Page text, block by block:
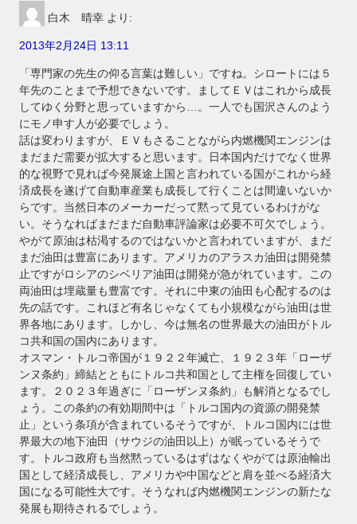
白木 晴幸 より:
2013年2月24日 13:11
「専門家の先生の仰る言葉は難しい」ですね。シロートには５
年先のことまで予想できないです。ましてＥＶはこれから成長
してゆく分野と思っていますから…。一人でも国沢さんのよう
にモノ申す人が必要でしょう。
話は変わりますが、ＥＶもさることながら内燃機関エンジンは
まだまだ需要が拡大すると思います。日本国内だけでなく世界
的な視野で見れば今発展途上国と言われている国がこれから経
済成長を遂げて自動車産業も成長して行くことは間違いないか
らです。当然日本のメーカーだって黙って見ているわけがな
い。そうなればまだまだ自動車評論家は必要不可欠でしょう。
やがて原油は枯渇するのではないかと言われていますが、まだ
まだ油田は豊富にあります。アメリカのアラスカ油田は開発禁
止ですがロシアのシベリア油田は開発が急がれています。この
両油田は埋蔵量も豊富です。それに中東の油田も心配するのは
先の話です。これほど有名じゃなくても小規模ながら油田は世
界各地にあります。しかし、今は無名の世界最大の油田がトル
コ共和国の国内にあります。
オスマン・トルコ帝国が１９２２年滅亡、１９２３年「ローザ
ンヌ条約」締結とともにトルコ共和国として主権を回復してい
ます。２０２３年過ぎに「ローザンヌ条約」も解消となるでし
ょう。この条約の有効期間中は「トルコ国内の資源の開発禁
止」という条項が含まれているそうですが、トルコ国内には世
界最大の地下油田（サウジの油田以上）が眠っているそうで
す。トルコ政府も当然黙っているはずはなくやがては原油輸出
国として経済成長し、アメリカや中国などと肩を並べる経済大
国になる可能性大です。そうなれば内燃機関エンジンの新たな
発展も期待されるでしょう。